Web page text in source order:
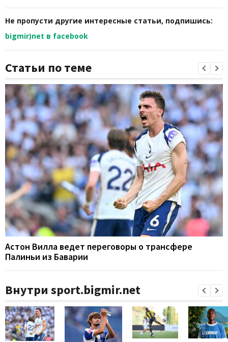
Не пропусти другие интересные статьи, подпишись:
bigmir)net в facebook
Статьи по теме
Астон Вилла ведет переговоры о трансфере
Палиньи из Баварии
Внутри sport.bigmir.net